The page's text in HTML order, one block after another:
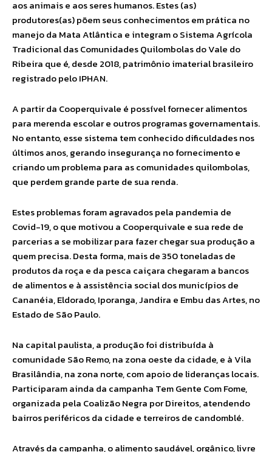
aos animais e aos seres humanos. Estes (as)
produtores(as) põem seus conhecimentos em prática no
manejo da Mata Atlântica e integram o Sistema Agrícola
Tradicional das Comunidades Quilombolas do Vale do
Ribeira que é, desde 2018, patrimônio imaterial brasileiro
registrado pelo IPHAN.
A partir da Cooperquivale é possível fornecer alimentos
para merenda escolar e outros programas governamentais.
No entanto, esse sistema tem conhecido dificuldades nos
últimos anos, gerando insegurança no fornecimento e
criando um problema para as comunidades quilombolas,
que perdem grande parte de sua renda.
Estes problemas foram agravados pela pandemia de
Covid-19, o que motivou a Cooperquivale e sua rede de
parcerias a se mobilizar para fazer chegar sua produção a
quem precisa. Desta forma, mais de 350 toneladas de
produtos da roça e da pesca caiçara chegaram a bancos
de alimentos e à assistência social dos municípios de
Cananéia, Eldorado, Iporanga, Jandira e Embu das Artes, no
Estado de São Paulo.
Na capital paulista, a produção foi distribuída à
comunidade São Remo, na zona oeste da cidade, e à Vila
Brasilândia, na zona norte, com apoio de lideranças locais.
Participaram ainda da campanha Tem Gente Com Fome,
organizada pela Coalizão Negra por Direitos, atendendo
bairros periféricos da cidade e terreiros de candomblé.
Através da campanha, o alimento saudável, orgânico, livre